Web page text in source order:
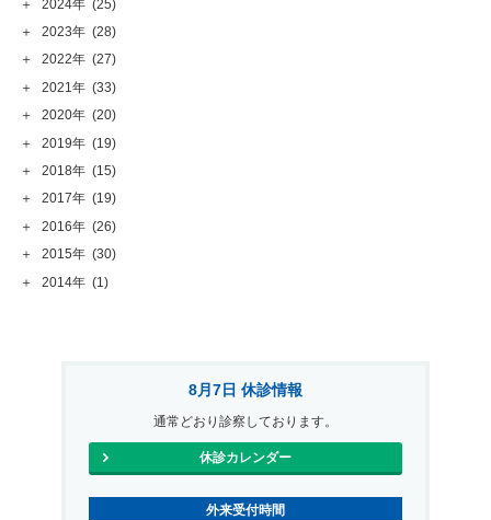
＋ 2024年 (25)
＋
2023年 (28)
＋
2022年 (27)
＋
2021年 (33)
＋
2020年 (20)
＋
2019年 (19)
＋
2018年 (15)
＋
2017年 (19)
＋
2016年 (26)
＋
2015年 (30)
＋
2014年 (1)
8月7日 休診情報
通常どおり診察しております。
休診カレンダー
外来受付時間